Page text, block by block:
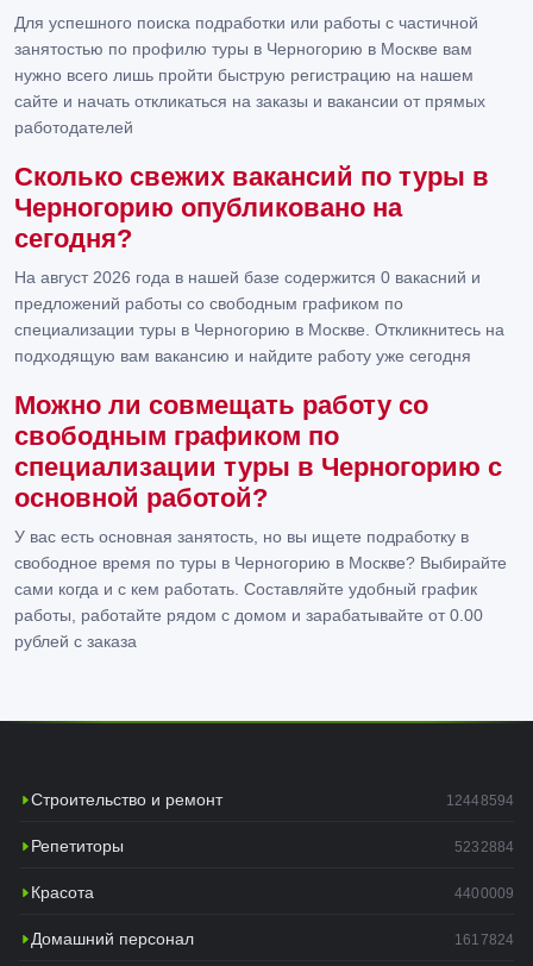
Для успешного поиска подработки или работы с частичной
занятостью по профилю туры в Черногорию в Москве вам
нужно всего лишь пройти быструю регистрацию на нашем
сайте и начать откликаться на заказы и вакансии от прямых
работодателей
Сколько свежих вакансий по туры в
Черногорию опубликовано на
сегодня?
На август 2026 года в нашей базе содержится 0 вакасний и
предложений работы со свободным графиком по
специализации туры в Черногорию в Москве. Откликнитесь на
подходящую вам вакансию и найдите работу уже сегодня
Можно ли совмещать работу со
свободным графиком по
специализации туры в Черногорию с
основной работой?
У вас есть основная занятость, но вы ищете подработку в
свободное время по туры в Черногорию в Москве? Выбирайте
сами когда и с кем работать. Составляйте удобный график
работы, работайте рядом с домом и зарабатывайте от 0.00
рублей с заказа
Строительство и ремонт 12448594
Репетиторы 5232884
Красота 4400009
Домашний персонал 1617824